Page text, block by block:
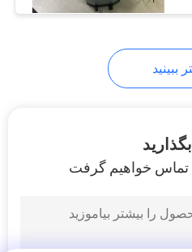
ببینید
تماس خواهیم گرفت